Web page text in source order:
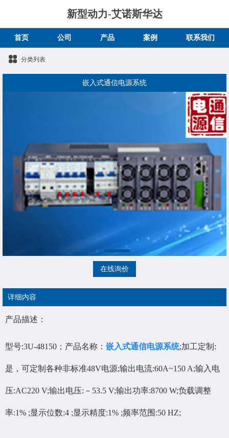
新型动力-艾诺斯华达
首页 公司 产品 案例 联系我们
分类列表
嵌入式通信电源系统
在线询价
详细内容
产品描述：
型号:3U-48150；产品名称： 嵌入式通信电源系统;加工定制:
是，可定制各种非标准48V电源;输出电流:60A~150 A;输入电
压:AC220 V;输出电压:－53.5 V;输出功率:8700 W;负载调整
率:1% ;显示位数:4 ;显示精度:1% ;频率范围:50 HZ;